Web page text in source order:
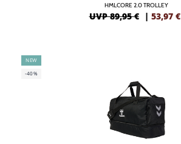
HMLCORE 2.0 TROLLEY
UVP 89,95 € | 53,97 €
NEW
-40%